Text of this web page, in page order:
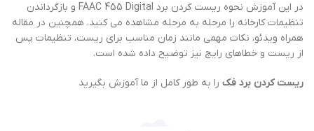
در این آموزش نحوه ریست کردن برد FAAC 455 Digital و بازگرداندن
تنظیمات کارخانه را مرحله به مرحله مشاهده می کنید. همچنین در مقاله
همراه ویدئو، نکات مهمی مانند زمان مناسب برای ریست، تنظیمات پس
از ریست و خطاهای رایج نیز توضیح داده شده است.
ریست کردن برد فک را به طور کامل از ما آموزش بگیرید